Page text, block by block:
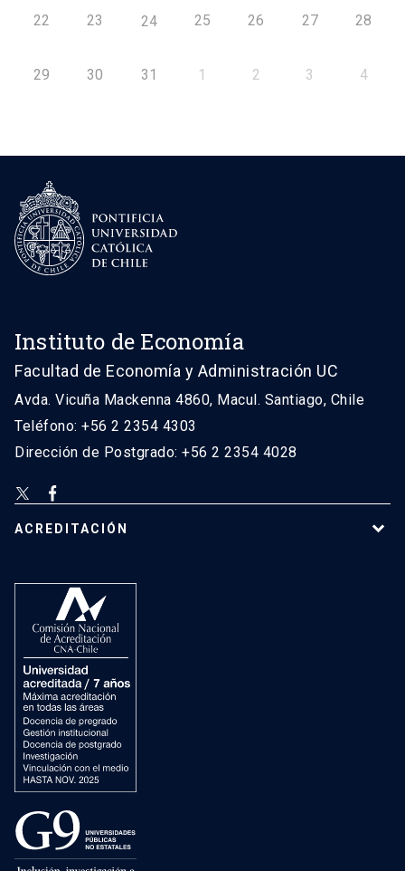
22 23 24 25 26 27 28
29 30 31 1 2 3 4
Instituto de Economía
Facultad de Economía y Administración UC
Avda. Vicuña Mackenna 4860, Macul. Santiago, Chile
Teléfono: +56 2 2354 4303
Dirección de Postgrado: +56 2 2354 4028
ACREDITACIÓN